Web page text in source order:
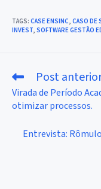
TAGS: CASE ENSINC, CASO DE
INVEST, SOFTWARE GESTÃO
Leia
artigos
Post
Virada de Período
otimizar processos.
Entrevista: